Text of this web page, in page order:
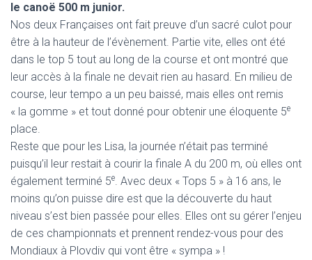
le canoë 500 m junior.
Nos deux Françaises ont fait preuve d’un sacré culot pour
être à la hauteur de l’évènement. Partie vite, elles ont été
dans le top 5 tout au long de la course et ont montré que
leur accès à la finale ne devait rien au hasard. En milieu de
course, leur tempo a un peu baissé, mais elles ont remis
« la gomme » et tout donné pour obtenir une éloquente 5e
place.
Reste que pour les Lisa, la journée n’était pas terminé
puisqu’il leur restait à courir la finale A du 200 m, où elles ont
également terminé 5e. Avec deux « Tops 5 » à 16 ans, le
moins qu’on puisse dire est que la découverte du haut
niveau s’est bien passée pour elles. Elles ont su gérer l’enjeu
de ces championnats et prennent rendez-vous pour des
Mondiaux à Plovdiv qui vont être « sympa » !